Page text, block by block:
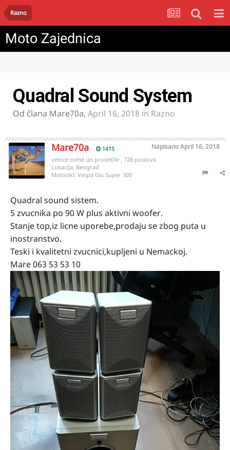
Razno
Moto Zajednica
Quadral Sound System
Od člana Mare70a, April 16, 2018 in Razno
Mare70a 1415 NapisanoApril 16, 2018
veloce come un proiettile , 728 postova
Lokacija: Beograd
Motocikl: Vespa Gts Super 300
Quadral sound sistem.
5 zvucnika po 90 W plus aktivni woofer.
Stanje top,iz licne uporebe,prodaju se zbog puta u
inostranstvo.
Teski i kvalitetni zvucnici,kupljeni u Nemackoj.
Mare 063 53 53 10